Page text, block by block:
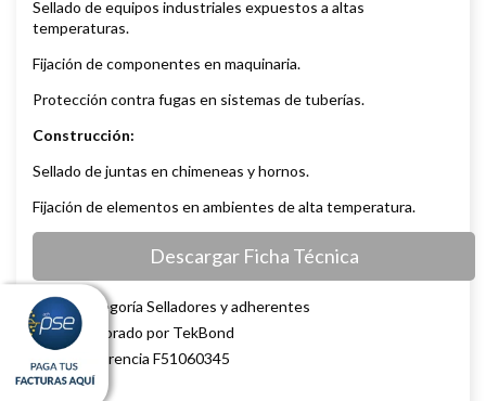
Sellado de equipos industriales expuestos a altas
temperaturas.
Fijación de componentes en maquinaria.
Protección contra fugas en sistemas de tuberías.
Construcción:
Sellado de juntas en chimeneas y hornos.
Fijación de elementos en ambientes de alta temperatura.
Descargar Ficha Técnica
Categoría Selladores y adherentes
Elaborado por TekBond
Referencia F51060345